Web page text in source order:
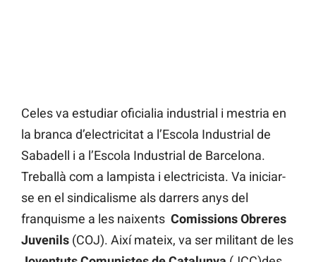
Celes va estudiar oficialia industrial i mestria en
la branca d’electricitat a l’Escola Industrial de
Sabadell i a l’Escola Industrial de Barcelona.
Treballà com a lampista i electricista. Va iniciar-
se en el sindicalisme als darrers anys del
franquisme a les naixents Comissions Obreres
Juvenils (COJ). Així mateix, va ser militant de les